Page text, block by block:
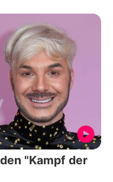
"Kampf der